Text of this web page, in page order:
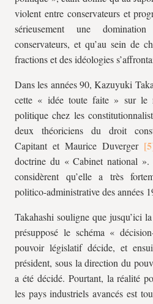
violent entre conservateurs et
sérieusement une
conservateurs, et qu’au sein de
fractions et des idéologies
Dans les années 90, Kazuyuki
cette « idée toute faite » sur le
politique chez les
deux théoriciens du droit
Capitant et Maurice Duverger
doctrine du « Cabinet national
considèrent qu’elle a très
politico-administrative des années
Takahashi souligne que jusqu’ici
présupposé le schéma «
pouvoir législatif décide, et
président, sous la direction du
a été décidé. Pourtant, la réalité
les pays industriels avancés est